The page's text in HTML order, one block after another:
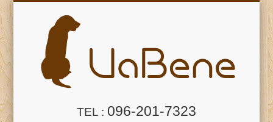
TEL : 096-201-7323